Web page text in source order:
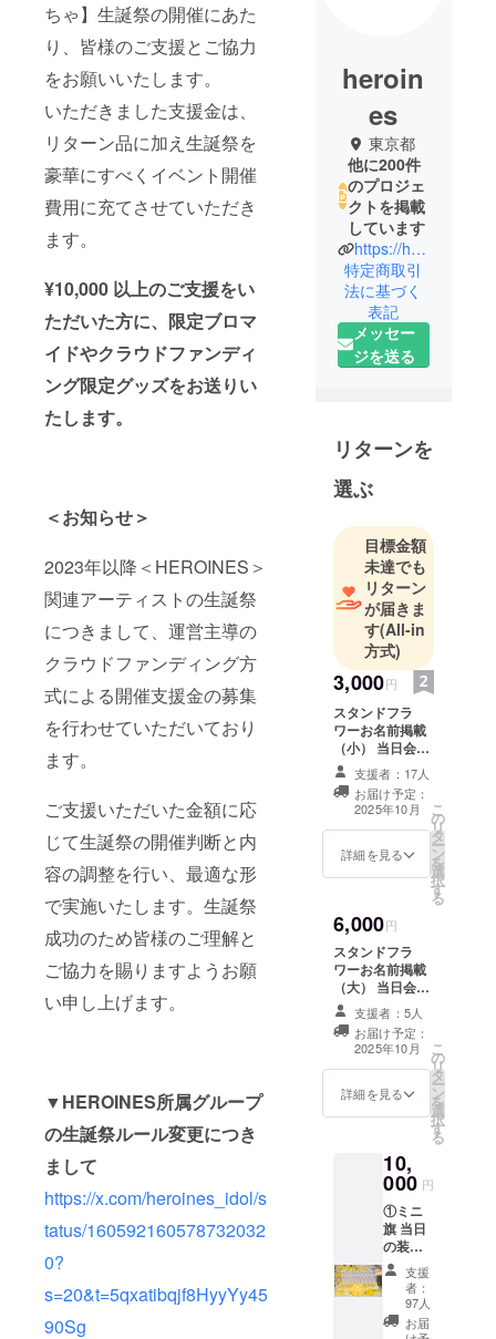
ちゃ】生誕祭の開催にあた
り、皆様のご支援とご協力
をお願いいたします。
いただきました支援金は、
リターン品に加え生誕祭を
豪華にすべくイベント開催
費用に充てさせていただき
ます。
¥10,000 以上のご支援をい
ただいた方に、限定ブロマ
イドやクラウドファンディ
ング限定グッズをお送りい
たします。
＜お知らせ＞
2023年以降＜HEROINES＞
関連アーティストの生誕祭
につきまして、運営主導の
クラウドファンディング方
式による開催支援金の募集
を行わせていただいており
ます。
ご支援いただいた金額に応
じて生誕祭の開催判断と内
容の調整を行い、最適な形
で実施いたします。生誕祭
成功のため皆様のご理解と
ご協力を賜りますようお願
い申し上げます。
▼HEROINES所属グループ
の生誕祭ルール変更につき
まして
https://x.com/heroines_idol/s
tatus/160592160578732032
0?
s=20&t=5qxatibqjf8HyyYy45
90Sg
heroin
es
東京都
他に200件
のプロジェ
クトを掲載
しています
https://heroines.jp/#/
特定商取引
法に基づく
表記
メッセー
ジを送る
リターンを
選ぶ
目標金額
未達でも
リターン
が届きま
す(All-in
方式)
3,000円
スタンドフラ
ワーお名前掲載
（小） 当日会場
に設置されるス
タンドフラワー
前ボードへ生誕
祭ご支援者様と
してお名前を掲
載させていただ
きます。 備考欄
ネーム可・6文字
以内）をご記載
ください。希望
のお名前がない
場合は、空欄で
も問題ございま
せん。 ※スタン
ドフラワー前
ボードのお持ち
帰り不可 ※7文字
以上のお名前・
特殊文字・記号
ん。使用された
場合ご希望のお
名前での履行が
難しい場合がご
ざいますこと予
めご了承くださ
い。
支援者：17人
お届け予定：
2025年10月
詳細を見る
こ
の
リ
タ
ー
ン
を
選
択
す
る
6,000円
スタンドフラ
ワーお名前掲載
（大） 当日会場
に設置されるス
タンドフラワー
前ボードへ生誕
祭ご支援者様と
してお名前を掲
載させていただ
きます。 備考欄
ネーム可・6文字
以内）をご記載
ください。希望
のお名前がない
場合は、空欄で
も問題ございま
せん。 ※スタン
ドフラワー前
ボードのお持ち
帰り不可 ※7文字
支援者：5人
お届け予定：
2025年10月
詳細を見る
こ
の
リ
タ
ー
ン
を
選
択
す
る
10,
000 円
①ミニ
旗 当日
の装飾
に使用
するミ
ニ旗を
作成致
しま
支援
者：
97人
お届